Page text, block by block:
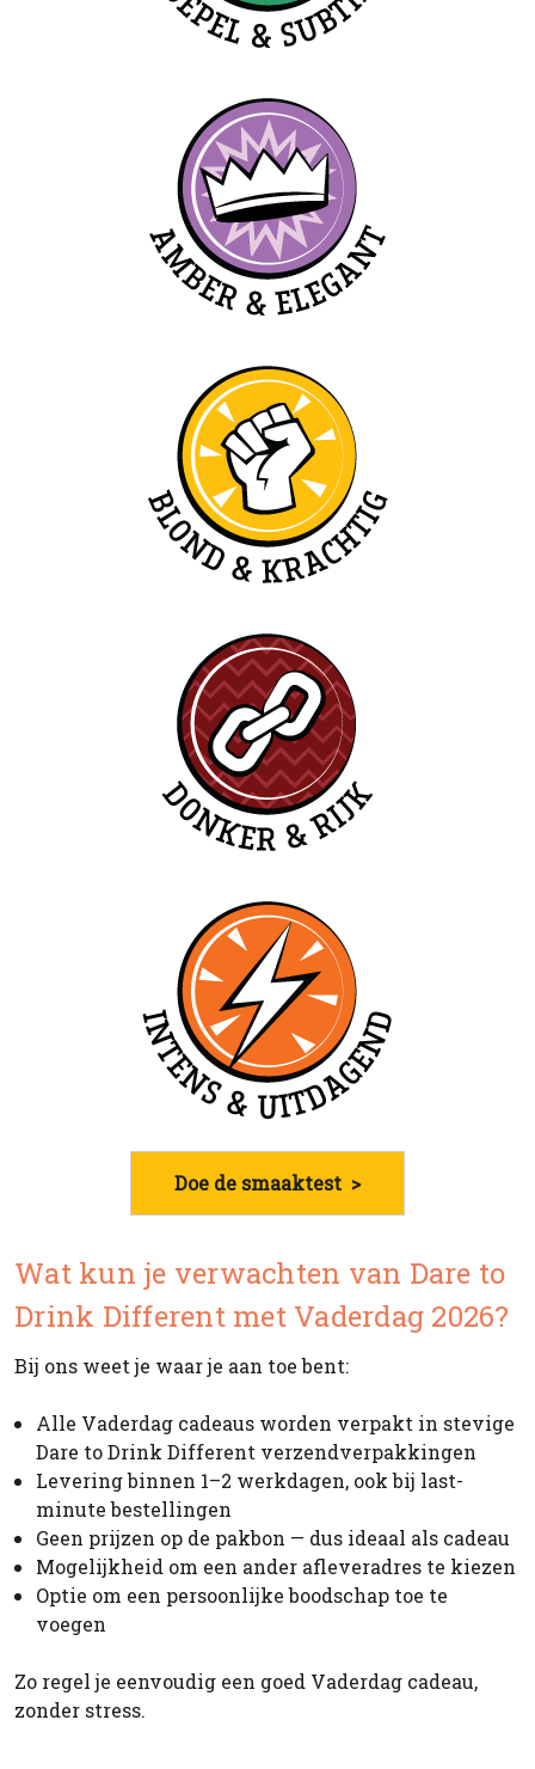
Doe de smaaktest >
Wat kun je verwachten van Dare to
Drink Different met Vaderdag 2026?
Bij ons weet je waar je aan toe bent:
Alle Vaderdag cadeaus worden verpakt in stevige
Dare to Drink Different verzendverpakkingen
Levering binnen 1–2 werkdagen, ook bij last-
minute bestellingen
Geen prijzen op de pakbon — dus ideaal als cadeau
Mogelijkheid om een ander afleveradres te kiezen
Optie om een persoonlijke boodschap toe te
voegen
Zo regel je eenvoudig een goed Vaderdag cadeau,
zonder stress.